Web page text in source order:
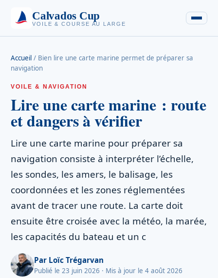
Calvados Cup
VOILE & COURSE AU LARGE
Accueil / Bien lire une carte marine permet de préparer sa
navigation
VOILE & NAVIGATION
Lire une carte marine : route
et dangers à vérifier
Lire une carte marine pour préparer sa
navigation consiste à interpréter l’échelle,
les sondes, les amers, le balisage, les
coordonnées et les zones réglementées
avant de tracer une route. La carte doit
ensuite être croisée avec la météo, la marée,
les capacités du bateau et un c
Par Loïc Trégarvan
Publié le 23 juin 2026 · Mis à jour le 4 août 2026